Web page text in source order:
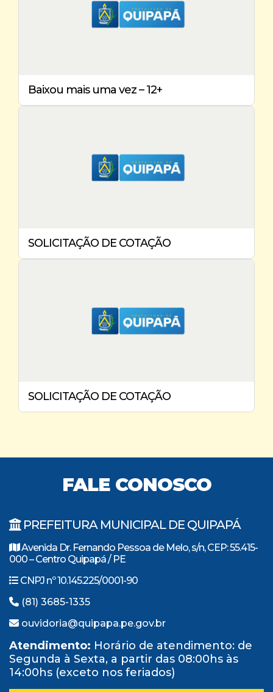
Baixou mais uma vez – 12+
SOLICITAÇÃO DE COTAÇÃO
SOLICITAÇÃO DE COTAÇÃO
FALE CONOSCO
PREFEITURA MUNICIPAL DE QUIPAPÁ
Avenida Dr. Fernando Pessoa de Melo, s/n, CEP: 55.415-
000 – Centro Quipapá / PE
CNPJ nº 10.145.225/0001-90
(81) 3685-1335
ouvidoria@quipapa.pe.gov.br
Atendimento: Horário de atendimento: de
Segunda à Sexta, a partir das 08:00hs às
14:00hs (exceto nos feriados)